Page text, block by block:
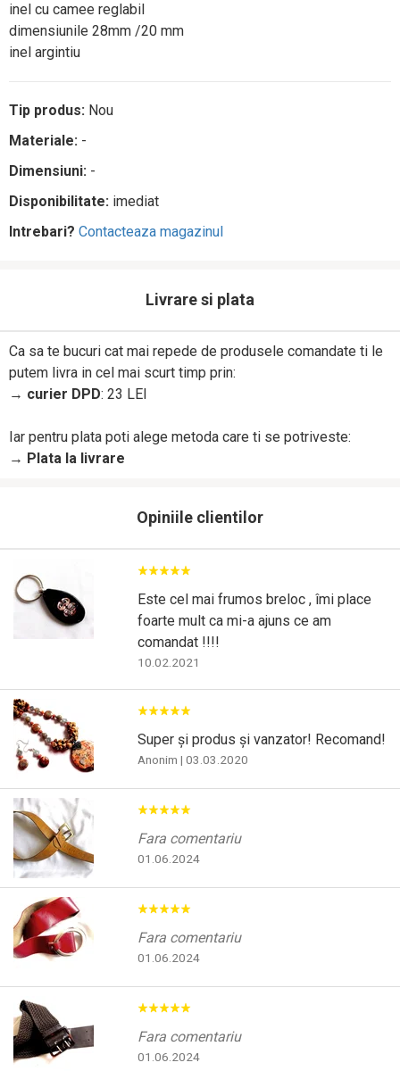
inel cu camee reglabil
dimensiunile 28mm /20 mm
inel argintiu
Tip produs: Nou
Materiale: -
Dimensiuni: -
Disponibilitate: imediat
Intrebari? Contacteaza magazinul
Livrare si plata
Ca sa te bucuri cat mai repede de produsele comandate ti le
putem livra in cel mai scurt timp prin:
→ curier DPD: 23 LEI
Iar pentru plata poti alege metoda care ti se potriveste:
→ Plata la livrare
Opiniile clientilor
Este cel mai frumos breloc , îmi place
foarte mult ca mi-a ajuns ce am
comandat !!!!
10.02.2021
Super și produs și vanzator! Recomand!
Anonim |03.03.2020
Fara comentariu
01.06.2024
Fara comentariu
01.06.2024
Fara comentariu
01.06.2024